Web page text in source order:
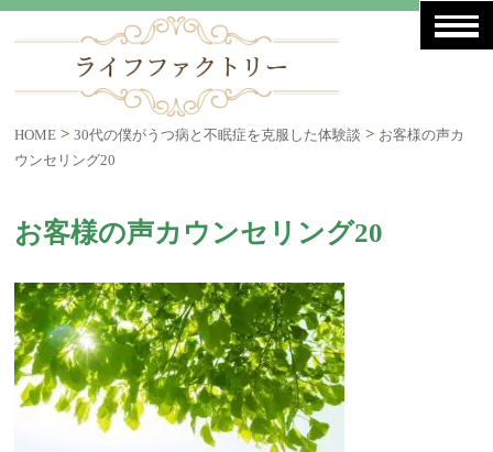
HOME >30代の僕がうつ病と不眠症を克服した体験談 > お客様の声カ
ウンセリング20
お客様の声カウンセリング20